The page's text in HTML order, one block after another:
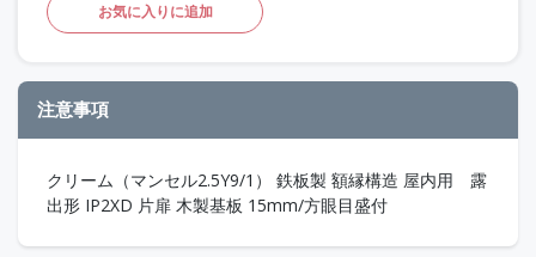
お気に入りに追加
注意事項
クリーム（マンセル2.5Y9/1） 鉄板製 額縁構造 屋内用 露
出形 IP2XD 片扉 木製基板 15mm/方眼目盛付